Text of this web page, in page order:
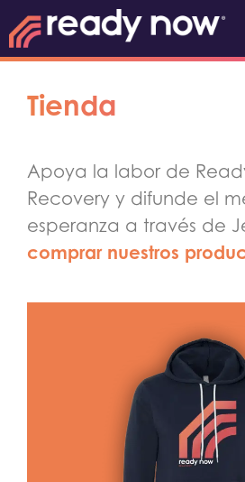
Tienda
Apoya la labor de
Recovery y difunde el
esperanza a través de
comprar nuestros